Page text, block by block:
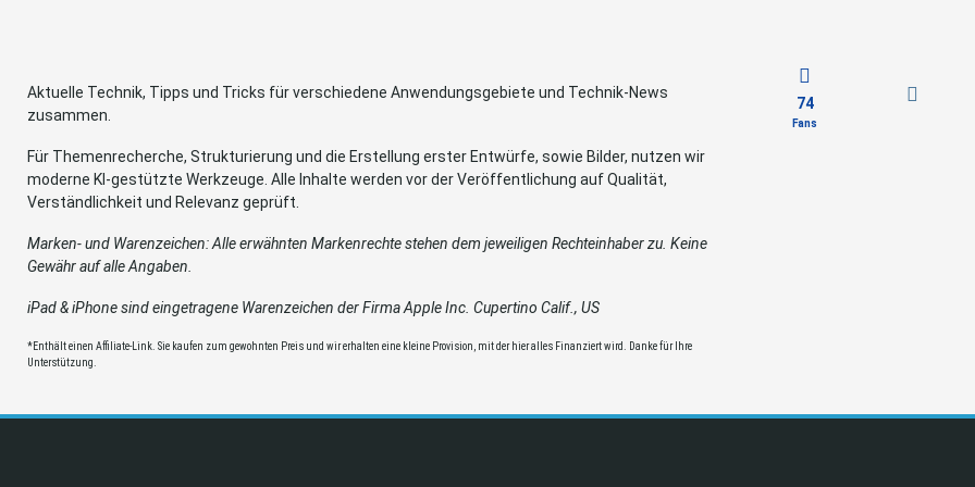
Aktuelle Technik, Tipps und Tricks für verschiedene Anwendungsgebiete und Technik-News
zusammen.
Für Themenrecherche, Strukturierung und die Erstellung erster Entwürfe, sowie Bilder, nutzen wir
moderne KI-gestützte Werkzeuge. Alle Inhalte werden vor der Veröffentlichung auf Qualität,
Verständlichkeit und Relevanz geprüft.
Marken- und Warenzeichen: Alle erwähnten Markenrechte stehen dem jeweiligen Rechteinhaber zu. Keine
Gewähr auf alle Angaben.
iPad & iPhone sind eingetragene Warenzeichen der Firma Apple Inc. Cupertino Calif., US
*Enthält einen Affiliate-Link. Sie kaufen zum gewohnten Preis und wir erhalten eine kleine Provision, mit der hier alles Finanziert wird. Danke für Ihre
Unterstützung.
74
Fans